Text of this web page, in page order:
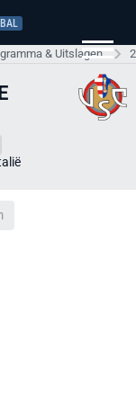
& Uitslagen